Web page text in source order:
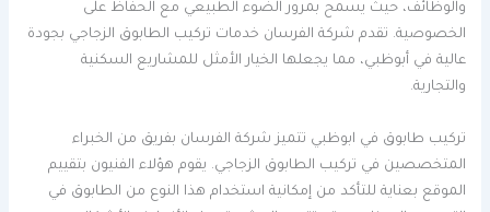
والوظائف، حيث يسمح بمرور الضوء الطبيعي مع الحفاظ على
الخصوصية. تقدم شركة الفرسان خدمات تركيب الطابوق الزجاجي بجودة
عالية في أبوظبي، مما يجعلها الخيار الأمثل للمشاريع السكنية
والتجارية.
تركيب طابوق في ابوظبي تتميز شركة الفرسان بفريق من الخبراء
المتخصصين في تركيب الطابوق الزجاجي. يقوم هؤلاء الفنيون بتقييم
الموقع بعناية للتأكد من إمكانية استخدام هذا النوع من الطابوق في